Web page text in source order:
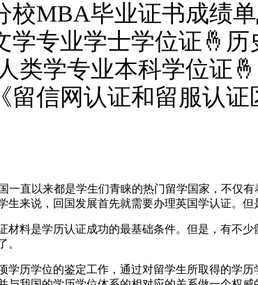
校MBA毕业证书成绩
学专业学士学位证🤞
类学专业本科学位证
留信网认证和留服认
一直以来都是学生们青睐的热门留学国家，不
来说，回国发展首先就需要办理英国学认证。
材料是学历认证成功的最基础条件。但是，有不
。
学历学位的鉴定工作，通过对留学生所取得的学